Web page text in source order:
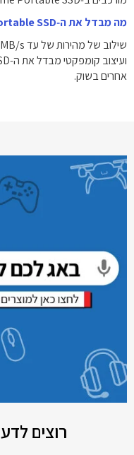
מה מבדל את ה‑SanDisk Extreme Portable SSD ממוצרים אחרים?
אחרים בשוק.
רוצים